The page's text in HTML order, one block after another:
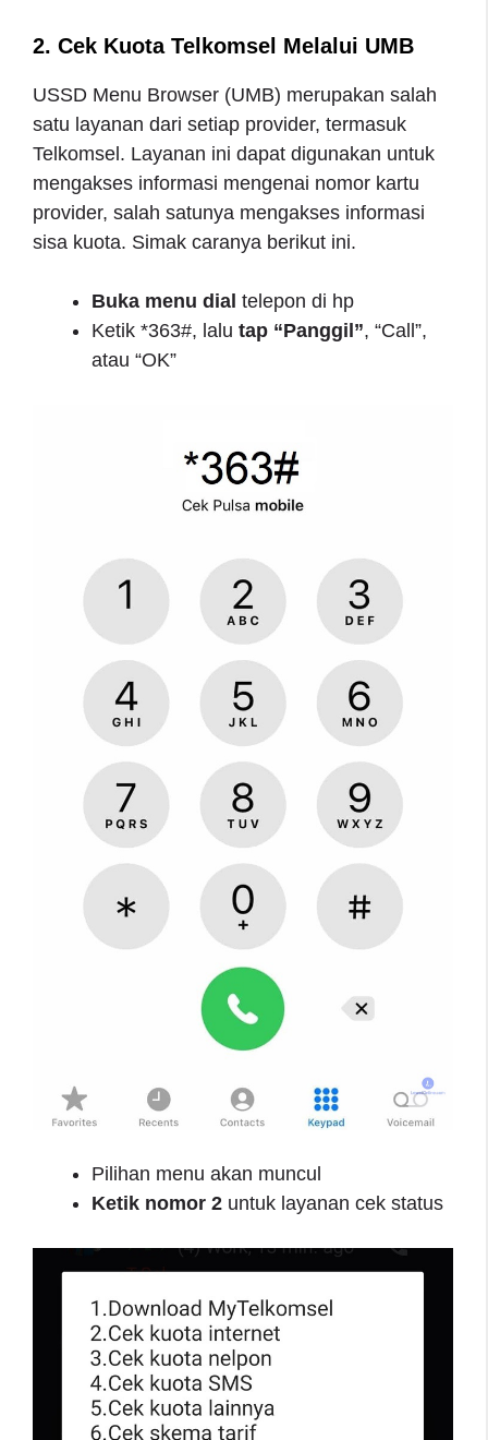
2. Cek Kuota Telkomsel Melalui UMB
USSD Menu Browser (UMB) merupakan salah
satu layanan dari setiap provider, termasuk
Telkomsel. Layanan ini dapat digunakan untuk
mengakses informasi mengenai nomor kartu
provider, salah satunya mengakses informasi
sisa kuota. Simak caranya berikut ini.
Buka menu dial telepon di hp
Ketik *363#, lalu tap “Panggil”, “Call”,
atau “OK”
Pilihan menu akan muncul
Ketik nomor 2 untuk layanan cek status